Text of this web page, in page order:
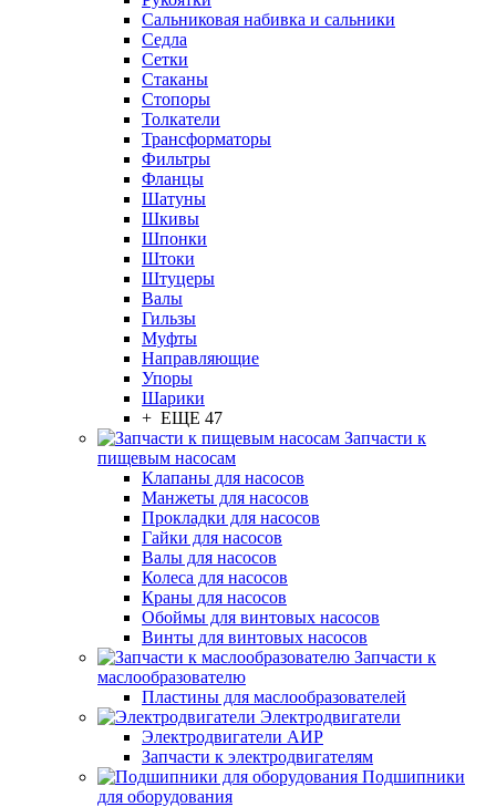
Сальниковая набивка и сальники
Седла
Сетки
Стаканы
Стопоры
Толкатели
Трансформаторы
Фильтры
Фланцы
Шатуны
Шкивы
Шпонки
Штоки
Штуцеры
Валы
Гильзы
Муфты
Направляющие
Упоры
Шарики
+ ЕЩЕ 47
Запчасти к
пищевым насосам
Клапаны для насосов
Манжеты для насосов
Прокладки для насосов
Гайки для насосов
Валы для насосов
Колеса для насосов
Краны для насосов
Обоймы для винтовых насосов
Винты для винтовых насосов
Запчасти к
маслообразователю
Пластины для маслообразователей
Электродвигатели
Электродвигатели АИР
Запчасти к электродвигателям
Подшипники
для оборудования